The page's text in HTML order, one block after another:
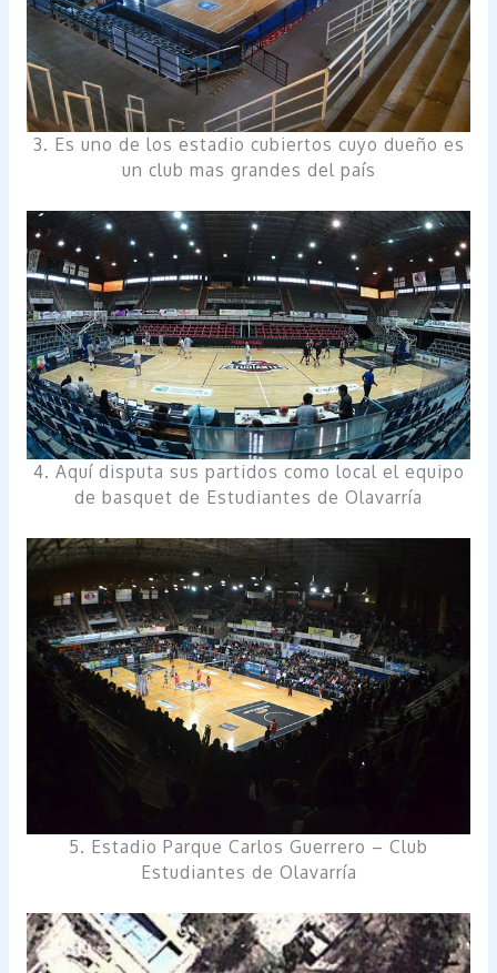
3. Es uno de los estadio cubiertos cuyo dueño es
un club mas grandes del país
4. Aquí disputa sus partidos como local el equipo
de basquet de Estudiantes de Olavarría
5. Estadio Parque Carlos Guerrero – Club
Estudiantes de Olavarría